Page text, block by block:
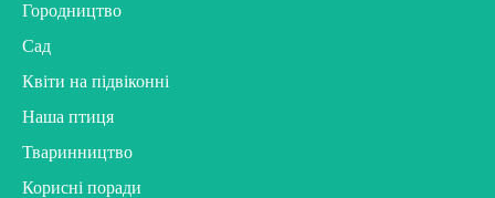
Городництво
Сад
Квіти на підвіконні
Наша птиця
Тваринництво
Корисні поради